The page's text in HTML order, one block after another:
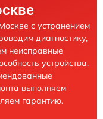
с устранением
диагностику,
неисправные
устройства.
выполняем
гарантию.